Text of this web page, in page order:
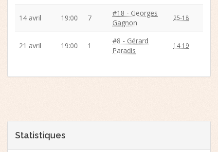
14 avril 19:00 7
#18 - Georges
Gagnon
25-18
21 avril 19:00 1
#8 - Gérard
Paradis
14-19
Statistiques